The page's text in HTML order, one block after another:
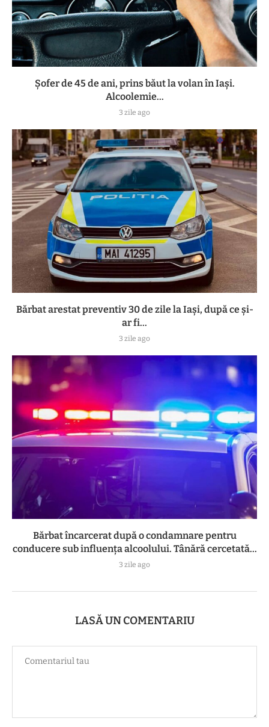
Șofer de 45 de ani, prins băut la volan în Iași.
Alcoolemie...
3 zile ago
Bărbat arestat preventiv 30 de zile la Iași, după ce și-
ar fi...
3 zile ago
Bărbat încarcerat după o condamnare pentru
conducere sub influența alcoolului. Tânără cercetată...
3 zile ago
LASĂ UN COMENTARIU